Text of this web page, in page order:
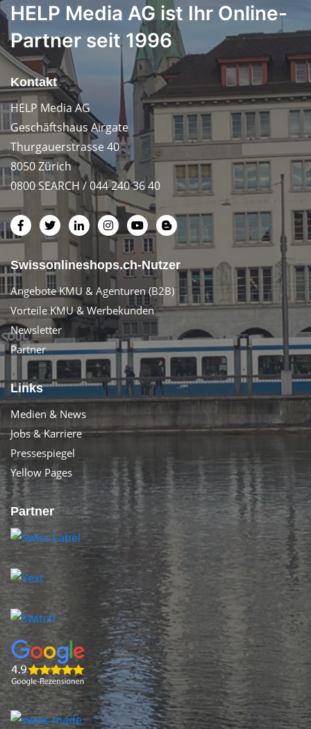
HELP Media AG ist Ihr Online-
Partner seit 1996
Kontakt
HELP Media AG
Geschäftshaus Airgate
Thurgauerstrasse 40
8050 Zürich
0800 SEARCH / 044 240 36 40
Swissonlineshops.ch-Nutzer
Angebote KMU & Agenturen (B2B)
Vorteile KMU & Werbekunden
Newsletter
Partner
Links
Medien & News
Jobs & Karriere
Pressespiegel
Yellow Pages
Partner